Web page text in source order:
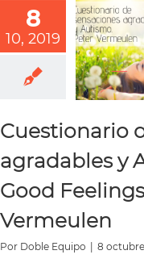
8
10, 2019
Cuestionario
agradables y
Good
Vermeulen
Por Doble Equipo 8 octubre